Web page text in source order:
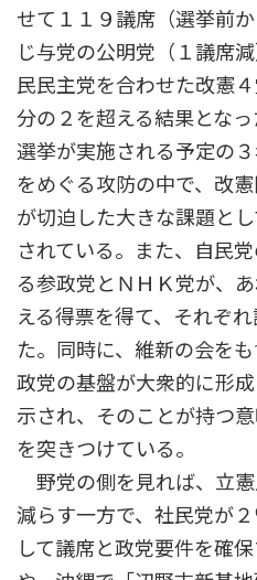
せて１１９議席（選挙前
じ与党の公明党（１議席
民民主党を合わせた改憲
分の２を超える結果とな
選挙が実施される予定の
をめぐる攻防の中で、改
が切迫した大きな課題と
されている。また、自民
る参政党とＮＨＫ党が、
える得票を得て、それぞ
た。同時に、維新の会を
政党の基盤が大衆的に形
示され、そのことが持つ
を突きつけている。
野党の側を見れば、立
減らす一方で、社民党が
して議席と政党要件を確